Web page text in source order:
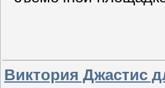
Виктория Джастис